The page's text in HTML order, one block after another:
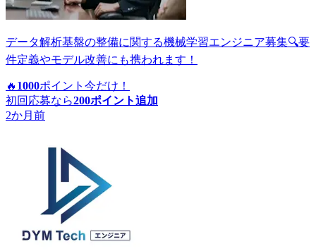
データ解析基盤の整備に関する機械学習エンジニア募集🔍要
件定義やモデル改善にも携われます！
🔥 1000ポイント 今だけ！
初回応募なら200ポイント追加
2か月前